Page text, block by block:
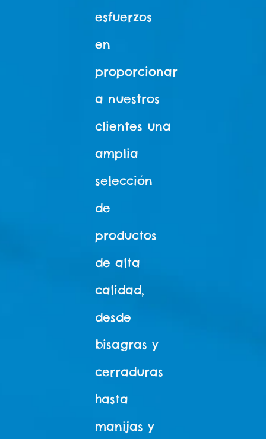
esfuerzos
en
proporcionar
a nuestros
clientes una
amplia
selección
de
productos
de alta
calidad,
desde
bisagras y
cerraduras
hasta
manijas y